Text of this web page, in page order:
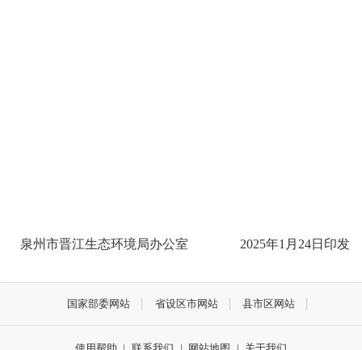
泉州市晋江生态环境局办公室 2025年1 月 24日印发
国家部委网站 省设区市网站 县市区网站